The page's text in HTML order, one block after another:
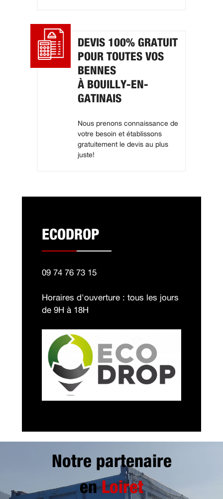
DEVIS 100% GRATUIT
POUR TOUTES VOS
BENNES
À BOUILLY-EN-
GATINAIS
Nous prenons connaissance de
votre besoin et établissons
gratuitement le devis au plus
juste!
ECODROP
09 74 76 73 15
Horaires d'ouverture : tous les jours
de 9H à 18H
Notre partenaire
enLoiret